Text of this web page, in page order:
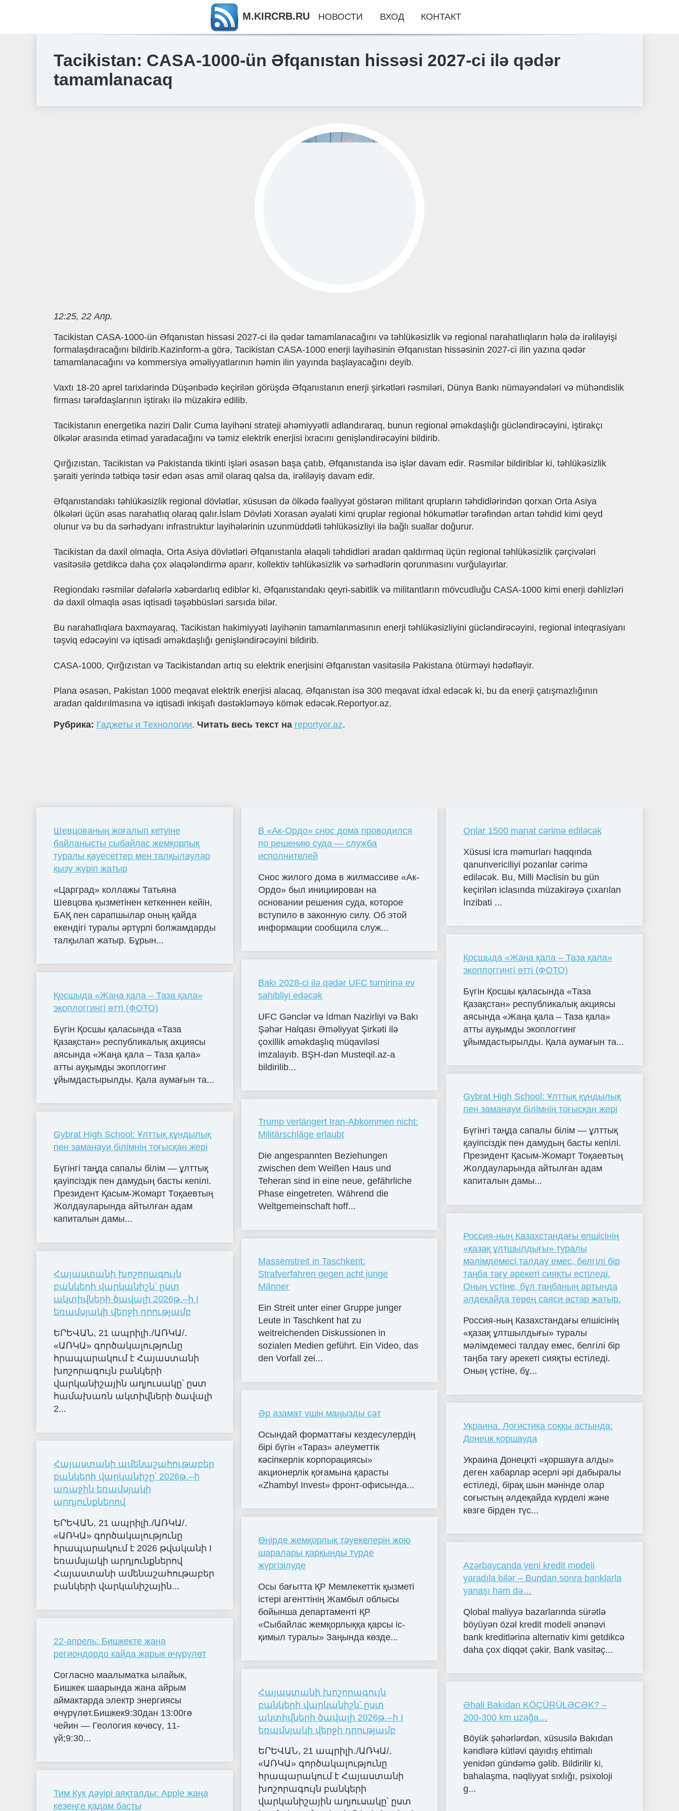
Tacikistan: CASA-1000-ün Əfqanıstan hissəsi 2027-ci ilə qədər
tamamlanacaq
12:25, 22 Апр.
Tacikistan CASA-1000-ün Əfqanıstan hissəsi 2027-ci ilə qədər tamamlanacağını və təhlükəsizlik və regional narahatlıqların hələ də irəliləyişi
formalaşdıracağını bildirib.Kazinform-a görə, Tacikistan CASA-1000 enerji layihəsinin Əfqanıstan hissəsinin 2027-ci ilin yazına qədər
tamamlanacağını və kommersiya əməliyyatlarının həmin ilin yayında başlayacağını deyib.
Vaxtı 18-20 aprel tarixlərində Düşənbədə keçirilən görüşdə Əfqanıstanın enerji şirkətləri rəsmiləri, Dünya Bankı nümayəndələri və mühəndislik
firması tərəfdaşlarının iştirakı ilə müzakirə edilib.
Tacikistanın energetika naziri Dalir Cuma layihəni strateji əhəmiyyətli adlandıraraq, bunun regional əməkdaşlığı gücləndirəcəyini, iştirakçı
ölkələr arasında etimad yaradacağını və təmiz elektrik enerjisi ixracını genişləndirəcəyini bildirib.
Qırğızıstan, Tacikistan və Pakistanda tikinti işləri əsasən başa çatıb, Əfqanıstanda isə işlər davam edir. Rəsmilər bildiriblər ki, təhlükəsizlik
şəraiti yerində tətbiqə təsir edən əsas amil olaraq qalsa da, irəliləyiş davam edir.
Əfqanıstandakı təhlükəsizlik regional dövlətlər, xüsusən də ölkədə fəaliyyət göstərən militant qrupların təhdidlərindən qorxan Orta Asiya
ölkələri üçün əsas narahatlıq olaraq qalır.İslam Dövləti Xorasan əyaləti kimi qruplar regional hökumətlər tərəfindən artan təhdid kimi qeyd
olunur və bu da sərhədyanı infrastruktur layihələrinin uzunmüddətli təhlükəsizliyi ilə bağlı suallar doğurur.
Tacikistan da daxil olmaqla, Orta Asiya dövlətləri Əfqanıstanla əlaqəli təhdidləri aradan qaldırmaq üçün regional təhlükəsizlik çərçivələri
vasitəsilə getdikcə daha çox əlaqələndirmə aparır, kollektiv təhlükəsizlik və sərhədlərin qorunmasını vurğulayırlar.
Regiondakı rəsmilər dəfələrlə xəbərdarlıq ediblər ki, Əfqanıstandakı qeyri-sabitlik və militantların mövcudluğu CASA-1000 kimi enerji dəhlizləri
də daxil olmaqla əsas iqtisadi təşəbbüsləri sarsıda bilər.
Bu narahatlıqlara baxmayaraq, Tacikistan hakimiyyəti layihənin tamamlanmasının enerji təhlükəsizliyini gücləndirəcəyini, regional inteqrasiyanı
təşviq edəcəyini və iqtisadi əməkdaşlığı genişləndirəcəyini bildirib.
CASA-1000, Qırğızıstan və Tacikistandan artıq su elektrik enerjisini Əfqanıstan vasitəsilə Pakistana ötürməyi hədəfləyir.
Plana əsasən, Pakistan 1000 meqavat elektrik enerjisi alacaq, Əfqanıstan isə 300 meqavat idxal edəcək ki, bu da enerji çatışmazlığının
aradan qaldırılmasına və iqtisadi inkişafı dəstəkləməyə kömək edəcək.Reportyor.az.
Рубрика: Гаджеты и Технологии. Читать весь текст на reportyor.az.
Шевцованың жоғалып кетуіне
байланысты сыбайлас жемқорлық
туралы қауесеттер мен талқылаулар
қызу жүріп жатыр
«Царград» коллажы Татьяна
Шевцова қызметінен кеткеннен кейін,
БАҚ пен сарапшылар оның қайда
екендігі туралы әртүрлі болжамдарды
талқылап жатыр. Бұрын...
Қосшыда «Жаңа қала – Таза қала»
экоплоггингі өтті (ФОТО)
Бүгін Қосшы қаласында «Таза
Қазақстан» республикалық акциясы
аясында «Жаңа қала – Таза қала»
атты ауқымды экоплоггинг
ұйымдастырылды. Қала аумағын та...
Gybrat High School: Ұлттық құндылық
пен заманауи білімнің тоғысқан жері
Бүгінгі таңда сапалы білім — ұлттық
қауіпсіздік пен дамудың басты кепілі.
Президент Қасым-Жомарт Тоқаевтың
Жолдауларында айтылған адам
капиталын дамы...
Հայաստանի խոշորագույն
բանկերի վարկանիշն՝ ըստ
ակտիվների ծավալի 2026թ․–ի I
եռամսյակի վերջի դրությամբ
ԵՐԵՎԱՆ, 21 ապրիլի․/ԱՌԿԱ/․
«ԱՌԿԱ» գործակալությունը
հրապարակում է Հայաստանի
խոշորագույն բանկերի
վարկանիշային աղյուսակը՝ ըստ
համախառն ակտիվների ծավալի
2...
Հայաստանի ամենաշահութաբեր
բանկերի վարկանիշը՝ 2026թ․–ի
առաջին եռամսյակի
արդյունքներով
ԵՐԵՎԱՆ, 21 ապրիլի․/ԱՌԿԱ/․
«ԱՌԿԱ» գործակալությունը
հրապարակում է 2026 թվականի I
եռամսյակի արդյունքներով
Հայաստանի ամենաշահութաբեր
բանկերի վարկանիշային...
22-апрель: Бишкекте жана
региондордо кайда жарык өчүрүлөт
Согласно маалыматка ылайык,
Бишкек шаарында жана айрым
аймактарда электр энергиясы
өчүрүлөт.Бишкек9:30дан 13:00гө
чейин — Геология көчөсү, 11-
үй;9:30...
Тим Кук дәуірі аяқталды: Apple жаңа
кезеңге қадам басты
В «Ак-Ордо» снос дома проводился
по решению суда — служба
исполнителей
Снос жилого дома в жилмассиве «Ак-
Ордо» был инициирован на
основании решения суда, которое
вступило в законную силу. Об этой
информации сообщила служ...
Bakı 2028-ci ilə qədər UFC turnirinə ev
sahibliyi edəcək
UFC Gənclər və İdman Nazirliyi və Bakı
Şəhər Halqası Əməliyyat Şirkəti ilə
çoxillik əməkdaşlıq müqaviləsi
imzalayıb. BŞH-dən Musteqil.az-a
bildirilib...
Trump verlängert Iran-Abkommen nicht:
Militärschläge erlaubt
Die angespannten Beziehungen
zwischen dem Weißen Haus und
Teheran sind in eine neue, gefährliche
Phase eingetreten. Während die
Weltgemeinschaft hoff...
Massenstreit in Taschkent:
Strafverfahren gegen acht junge
Männer
Ein Streit unter einer Gruppe junger
Leute in Taschkent hat zu
weitreichenden Diskussionen in
sozialen Medien geführt. Ein Video, das
den Vorfall zei...
Әр азамат үшін маңызды сәт
Осындай форматтағы кездесулердің
бірі бүгін «Тараз» әлеуметтік
кәсіпкерлік корпорациясы»
акционерлік қоғамына қарасты
«Zhambyl Invest» фронт-офисында...
Өңірде жемқорлық тәуекелерін жою
шаралары қарқынды түрде
жүргізілуде
Осы бағытта ҚР Мемлекеттік қызметі
істері агенттінің Жамбыл облысы
бойынша департаменті ҚР
«Сыбайлас жемқорлыққа қарсы іс-
қимыл туралы» Заңында көзде...
Հայաստանի խոշորագույն
բանկերի վարկանիշն՝ ըստ
ակտիվների ծավալի 2026թ․–ի I
եռամսյակի վերջի դրությամբ
ԵՐԵՎԱՆ, 21 ապրիլի․/ԱՌԿԱ/․
«ԱՌԿԱ» գործակալությունը
հրապարակում է Հայաստանի
խոշորագույն բանկերի
վարկանիշային աղյուսակը՝ ըստ
Onlar 1500 manat cərimə ediləcək
Xüsusi icra məmurları haqqında
qanunvericiliyi pozanlar cərimə
ediləcək. Bu, Milli Məclisin bu gün
keçirilən iclasında müzakirəyə çıxarılan
İnzibati ...
Қосшыда «Жаңа қала – Таза қала»
экоплоггингі өтті (ФОТО)
Бүгін Қосшы қаласында «Таза
Қазақстан» республикалық акциясы
аясында «Жаңа қала – Таза қала»
атты ауқымды экоплоггинг
ұйымдастырылды. Қала аумағын та...
Gybrat High School: Ұлттық құндылық
пен заманауи білімнің тоғысқан жері
Бүгінгі таңда сапалы білім — ұлттық
қауіпсіздік пен дамудың басты кепілі.
Президент Қасым-Жомарт Тоқаевтың
Жолдауларында айтылған адам
капиталын дамы...
Россия-ның Казахстандағы елшісінің
«қазақ ұлтшылдығы» туралы
мәлімдемесі талдау емес, белгілі бір
таңба тағу әрекеті сияқты естіледі.
Оның үстіне, бұл таңбаның артында
әлдеқайда терең саяси астар жатыр.
Россия-ның Казахстандағы елшісінің
«қазақ ұлтшылдығы» туралы
мәлімдемесі талдау емес, белгілі бір
таңба тағу әрекеті сияқты естіледі.
Оның үстіне, бұ...
Украина. Логистика соққы астында:
Донецк қоршауда
Украина Донецкті «қоршауға алды»
деген хабарлар әсерлі әрі дабыралы
естіледі, бірақ шын мәнінде олар
соғыстың әлдеқайда күрделі және
көзге бірден түс...
Azərbaycanda yeni kredit modeli
yaradıla bilər – Bundan sonra banklarla
yanaşı həm də…
Qlobal maliyyə bazarlarında sürətlə
böyüyən özəl kredit modeli ənənəvi
bank kreditlərinə alternativ kimi getdikcə
daha çox diqqət çəkir. Bank vasitəç...
Əhali Bakıdan KÖÇÜRÜLƏCƏK? –
200-300 km uzağa…
Böyük şəhərlərdən, xüsusilə Bakıdan
kəndlərə kütləvi qayıdış ehtimalı
yenidən gündəmə gəlib. Bildirilir ki,
bahalaşma, nəqliyyat sıxlığı, psixoloji
g...
M.KIRCRB.RU НОВОСТИ ВХОД КОНТАКТ